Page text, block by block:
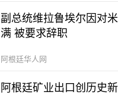
副总统维拉鲁埃尔因对
满 被要求辞职
阿根廷华人网
阿根廷矿业出口创历史